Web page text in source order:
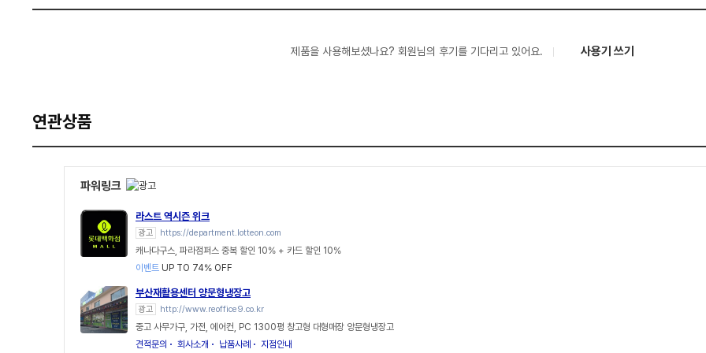
제품을 사용해보셨나요? 회원님의 후기를 기다리고 있어요. 사용기 쓰기
연관상품
파워링크
라스트 역시즌 위크
광고 https://department.lotteon.com
캐나다구스, 파라점퍼스 중복 할인 10% + 카드 할인 10%
이벤트 UP TO 74% OFF
부산재활용센터 양문형냉장고
광고 http://www.reoffice9.co.kr
중고 사무가구, 가전, 에어컨, PC 1300평 창고형 대형매장 양문형냉장고
견적문의
회사소개 납품사례 지점안내